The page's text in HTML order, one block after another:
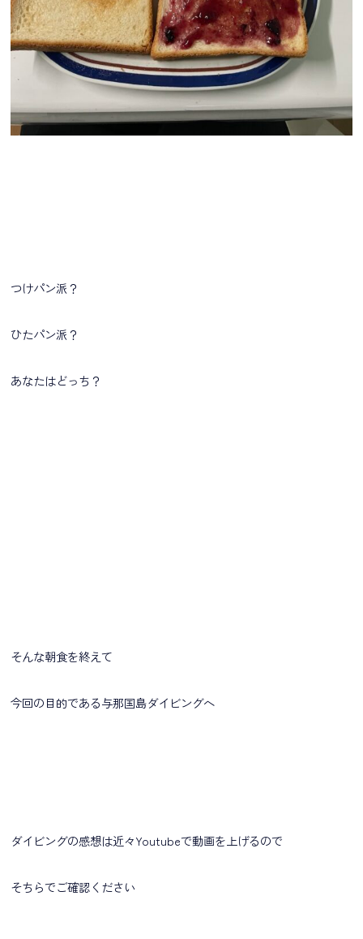
つけパン派？
ひたパン派？
あなたはどっち？
そんな朝食を終えて
今回の目的である与那国島ダイビングへ
ダイビングの感想は近々Youtubeで動画を上げるので
そちらでご確認ください